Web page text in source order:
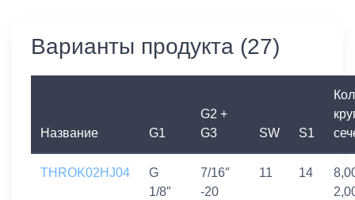
Варианты продукта (27)
Название G1
G2 +
G3
SW S1
THROK02HJ04
G
1/8″
7/16″
-20
11 14